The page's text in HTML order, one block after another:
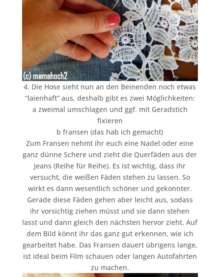
4. Die Hose sieht nun an den Beinenden noch etwas
“laienhaft” aus, deshalb gibt es zwei Möglichkeiten:
a zweimal umschlagen und ggf. mit Geradstich
fixieren
b fransen (das hab ich gemacht)
Zum Fransen nehmt ihr euch eine Nadel oder eine
ganz dünne Schere und zieht die Querfäden aus der
Jeans (Reihe für Reihe). Es ist wichtig, dass ihr
versucht, die weißen Fäden stehen zu lassen. So
wirkt es dann wesentlich schöner und gekonnter.
Gerade diese Fäden gehen aber leicht aus, sodass
ihr vorsichtig ziehen müsst und sie dann stehen
lasst und dann gleich den nächsten hervor zieht. Auf
dem Bild könnt ihr das ganz gut erkennen, wie ich
gearbeitet habe. Das Fransen dauert übrigens lange,
ist ideal beim Film schauen oder langen Autofahrten
zu machen.